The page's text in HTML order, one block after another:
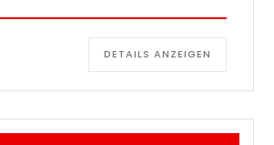
DETAILS ANZEIGEN